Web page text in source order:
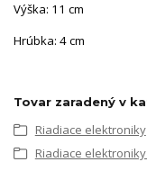
Výška: 11 cm
Hrúbka: 4 cm
Tovar zaradený v
Riadiace elektroniky
Riadiace